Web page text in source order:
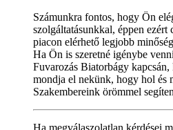
Számunkra fontos, hogy Ön
szolgáltatásunkkal, éppen ezért
piacon elérhető legjobb
Ha Ön is szeretné igénybe
Fuvarozás Biatorbágy
mondja el nekünk, hogy hol és
Szakembereink örömmel
Ha megválaszolatlan kérdései